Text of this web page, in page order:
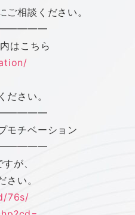
相談ください。
はこちら
ださい。
モチベーション
が、
い。
76s/